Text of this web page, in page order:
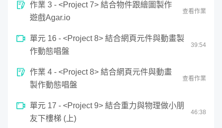
作業 3 - <Project 7> 結合物件跟繪圖製作
遊戲Agar.io
查看作業
單元 16 - <Project 8> 結合網頁元件與動畫製
作動態唱盤
39:54
作業 4 - <Project 8> 結合網頁元件與動畫
製作動態唱盤
查看作業
單元 17 - <Project 9> 結合重力與物理做小朋
友下樓梯 (上)
46:38